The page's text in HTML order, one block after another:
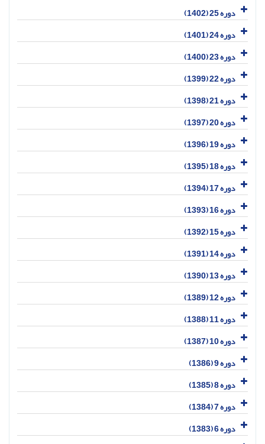
دوره 25 (1402)
دوره 24 (1401)
دوره 23 (1400)
دوره 22 (1399)
دوره 21 (1398)
دوره 20 (1397)
دوره 19 (1396)
دوره 18 (1395)
دوره 17 (1394)
دوره 16 (1393)
دوره 15 (1392)
دوره 14 (1391)
دوره 13 (1390)
دوره 12 (1389)
دوره 11 (1388)
دوره 10 (1387)
دوره 9 (1386)
دوره 8 (1385)
دوره 7 (1384)
دوره 6 (1383)